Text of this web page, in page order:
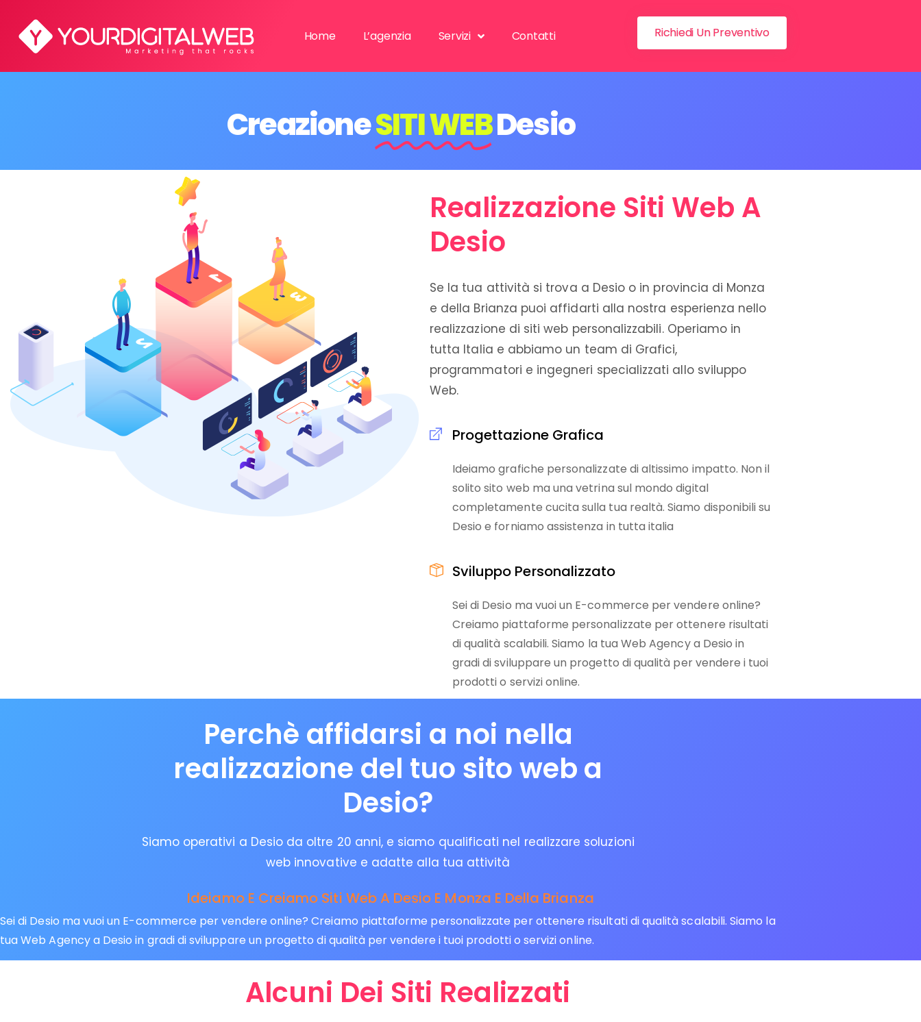
Home L’agenzia Servizi Contatti Richiedi Un Preventivo
CreazioneSITI WEBDesio
Realizzazione Siti Web A
Desio
Se la tua attività si trova a Desio o in provincia di Monza
e della Brianza puoi affidarti alla nostra esperienza nello
realizzazione di siti web personalizzabili. Operiamo in
tutta Italia e abbiamo un team di Grafici,
programmatori e ingegneri specializzati allo sviluppo
Web.
Progettazione Grafica
Ideiamo grafiche personalizzate di altissimo impatto. Non il
solito sito web ma una vetrina sul mondo digital
completamente cucita sulla tua realtà. Siamo disponibili su
Desio e forniamo assistenza in tutta italia
Sviluppo Personalizzato
Sei di Desio ma vuoi un E-commerce per vendere online?
Creiamo piattaforme personalizzate per ottenere risultati
di qualità scalabili. Siamo la tua Web Agency a Desio in
gradi di sviluppare un progetto di qualità per vendere i tuoi
prodotti o servizi online.
Perchè affidarsi a noi nella
realizzazione del tuo sito web a
Desio?
Siamo operativi a Desio da oltre 20 anni, e siamo qualificati nel realizzare soluzioni
web innovative e adatte alla tua attività
Ideiamo E Creiamo Siti Web A Desio E Monza E Della Brianza
Sei di Desio ma vuoi un E-commerce per vendere online? Creiamo piattaforme personalizzate per ottenere risultati di qualità scalabili. Siamo la
tua Web Agency a Desio in gradi di sviluppare un progetto di qualità per vendere i tuoi prodotti o servizi online.
Alcuni Dei Siti Realizzati